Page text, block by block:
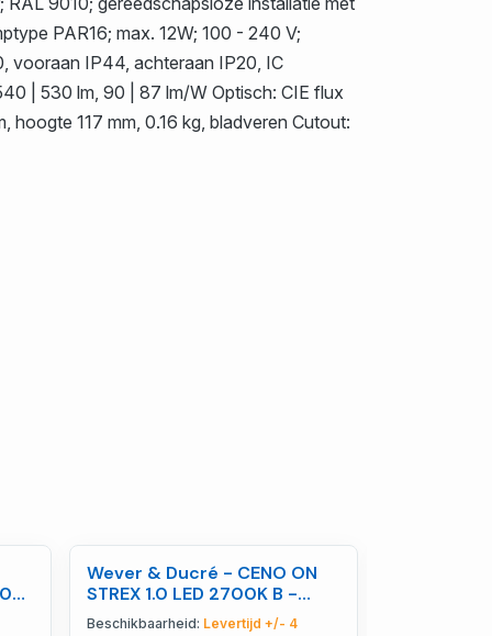
PAR16; max. 12W; 100 - 240 V;
vooraan IP44, achteraan IP20, IC
| 530 lm, 90 | 87 lm/W Optisch: CIE flux
hoogte 117 mm, 0.16 kg, bladveren Cutout:
Wever & Ducré - CENO ON
STREX 1.0 LED 2700K B -
W166562B3
Beschikbaarheid: Levertijd +/- 4